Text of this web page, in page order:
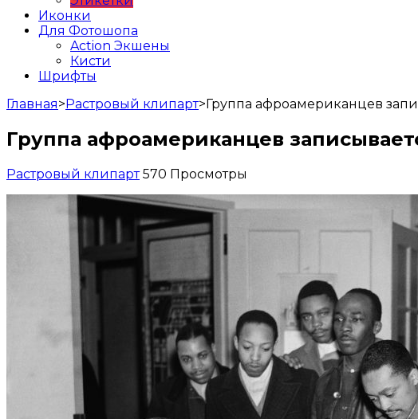
Иконки
Для Фотошопа
Action Экшены
Кисти
Шрифты
Главная>Растровый клипарт>Группа афроамериканцев
Группа афроамериканцев
Растровый клипарт 570 Просмотры